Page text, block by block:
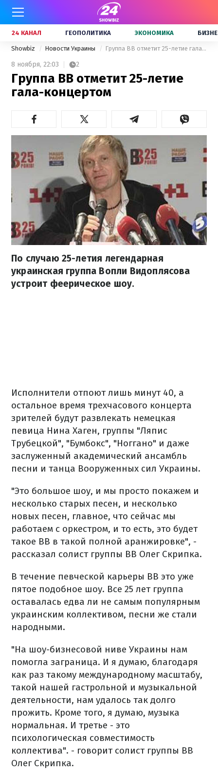
24 КАНАЛ ГЕОПОЛИТИКА ЭКОНОМИКА
Showbiz Новости Украины Группа ВВ отметит 25-летие гала-концертом
8 ноября, 22:03 2
Группа ВВ отметит 25-летие
гала-концертом
По случаю 25-летия легендарная
украинская группа Вопли Видоплясова
устроит феерическое шоу.
Исполнители отпоют лишь минут 40, а
остальное время трехчасового концерта
зрителей будут развлекать немецкая
певица Нина Хаген, группы "Ляпис
Трубецкой", "Бумбокс", "Ноггано" и даже
заслуженный академический ансамбль
песни и танца Вооруженных сил Украины.
"Это большое шоу, и мы просто покажем и
несколько старых песен, и несколько
новых песен, главное, что сейчас мы
работаем с оркестром, и то есть, это будет
такое ВВ в такой полной аранжировке", -
рассказал солист группы ВВ Олег Скрипка.
В течение певческой карьеры ВВ это уже
пятое подобное шоу. Все 25 лет группа
оставалась едва ли не самым популярным
украинским коллективом, песни же стали
народными.
"На шоу-бизнесовой ниве Украины нам
помогла заграница. И я думаю, благодаря
как раз такому международному масштабу,
такой нашей гастрольной и музыкальной
деятельности, нам удалось так долго
прожить. Кроме того, я думаю, музыка
нормальная. И третье - это
психологическая совместимость
коллектива". - говорит солист группы ВВ
Олег Скрипка.